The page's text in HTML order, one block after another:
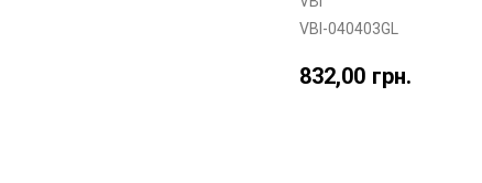
VBI-040403GL
832,00 грн.